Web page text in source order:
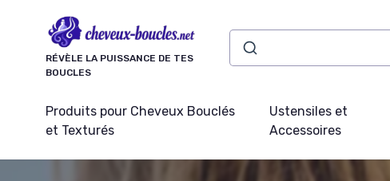
RÉVÈLE LA PUISSANCE DE TES
BOUCLES
Produits pour Cheveux Bouclés
et Texturés
Ustensiles et
Accessoires